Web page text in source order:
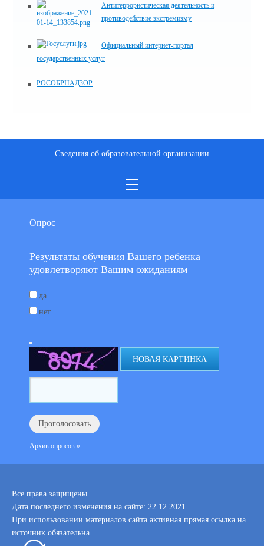
Антитеррористическая деятельность и
противодействие экстремизму
Официальный интернет-портал
государственных услуг
РОСОБРНАДЗОР
Сведения об образовательной организации
Опрос
Результаты обучения Вашего ребенка
удовлетворяют Вашим ожиданиям
да
нет
НОВАЯ КАРТИНКА
Архив опросов »
Все права защищены.
Дата последнего изменения на сайте: 22.12.2021
При использовании материалов сайта активная прямая ссылка на
источник обязательна